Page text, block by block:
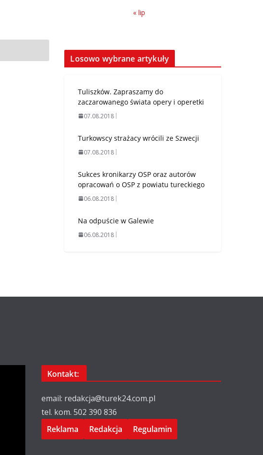
« lip
Losowo wybrane artykuły
Tuliszków. Zapraszamy do
zaczarowanego świata opery i operetki
07.08.2018
Turkowscy strażacy wrócili ze Szwecji
07.08.2018
Sukces kronikarzy OSP oraz autorów
opracowań o OSP z powiatu tureckiego
06.08.2018
Na odpuście w Galewie
06.08.2018
Kontakt:
email: redakcja@turek24.com.pl
tel. kom. 502 390 836
Reklama
Redakcja Regulamin